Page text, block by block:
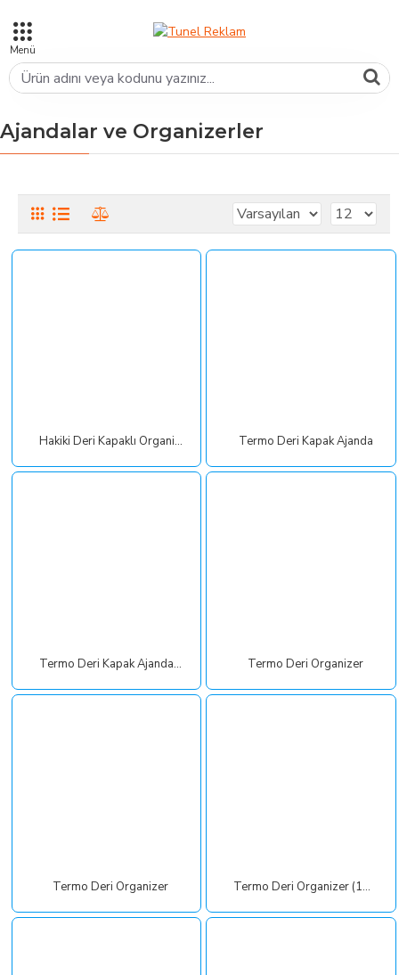
Ajandalar ve Organizerler
Hakiki Deri Kapaklı Organizer Termo Deri Kapak Ajanda
Termo Deri Kapak Ajanda (17 x 24 cm) Termo Deri Organizer
Termo Deri Organizer Termo Deri Organizer (17x21 cm)